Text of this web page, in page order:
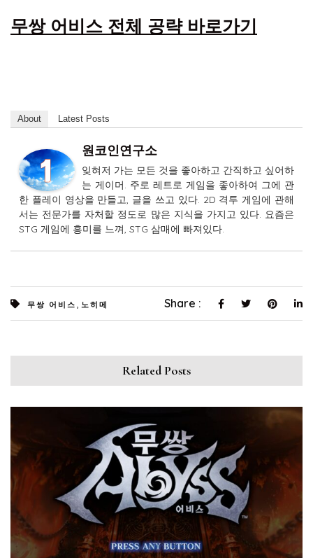
무쌍 어비스 전체 공략 바로가기
About Latest Posts
원코인연구소
잊혀저 가는 모든 것을 좋아하고 간직하고 싶어하
는 게이머. 주로 레트로 게임을 좋아하여 그에 관
한 플레이 영상을 만들고, 글을 쓰고 있다. 2D 격투 게임에 관해
서는 전문가를 자처할 정도로 많은 지식을 가지고 있다. 요즘은
STG 게임에 흥미를 느껴, STG 삼매에 빠져있다.
무쌍 어비스 노히메 Share :
Related Posts